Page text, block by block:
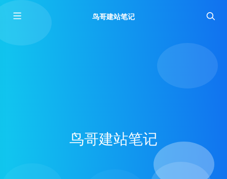
鸟哥建站笔记
鸟哥建站笔记